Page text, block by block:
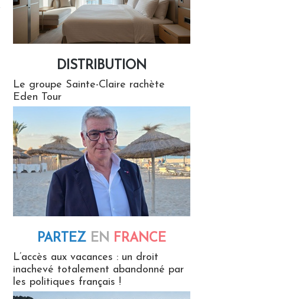
DISTRIBUTION
Le groupe Sainte-Claire rachète
Eden Tour
PARTEZ EN FRANCE
L’accès aux vacances : un droit
inachevé totalement abandonné par
les politiques français !